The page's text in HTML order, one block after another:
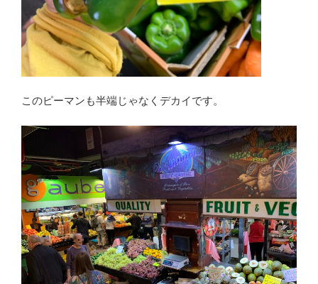
このピーマンも半端じゃなくデカイです。